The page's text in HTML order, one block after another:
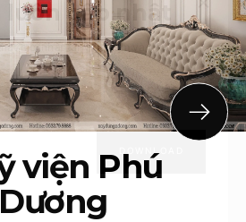
luôn cập nhật
mới nhất tại Việt Nam và trên thế
viện Phú